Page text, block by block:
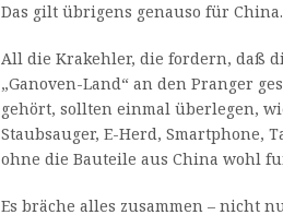
Das gilt übrigens genauso für China.
All die Krakehler, die fordern, daß
„Ganoven-Land“ an den Pranger
gehört, sollten einmal überlegen,
Staubsauger, E-Herd, Smartphone,
ohne die Bauteile aus China wohl
Es bräche alles zusammen – nicht